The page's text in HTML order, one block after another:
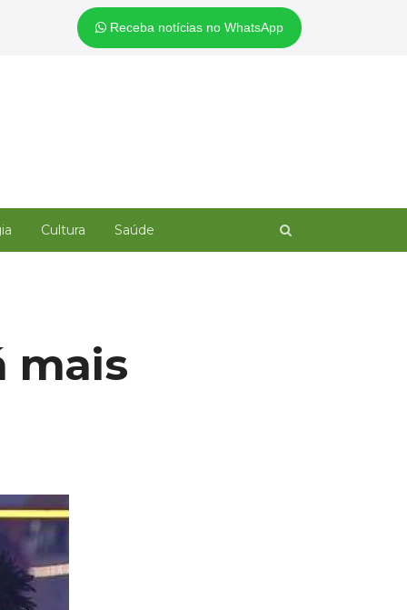
Receba notícias no WhatsApp
Cultura Saúde
mais